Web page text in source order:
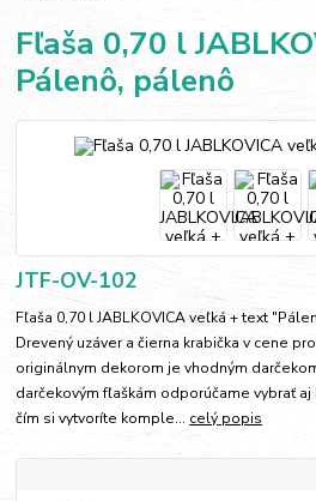
Fľaša 0,70 l
Pálenô, pálenô
JTF-OV-102
Fľaša 0,70 l JABLKOVICA veľká + text
Drevený uzáver a čierna krabička v cene
originálnym dekorom je vhodným
darčekovým fľaškám odporúčame vybrať aj
čím si vytvoríte komple... celý popis